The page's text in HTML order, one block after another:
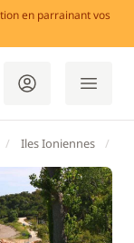
en parrainant vos
Iles Ioniennes